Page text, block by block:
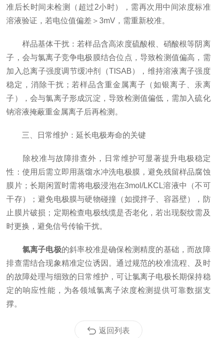
准后长时间未检测（超过2小时），需再次用中间浓度标准
溶液验证，若电位值偏差＞3mV，需重新校准。
样品基体干扰：若样品含高浓度硫酸根、硝酸根等阴离
子，会与氯离子竞争电极膜结合位点，导致检测值偏高，需
加入总离子强度调节缓冲剂（TISAB），维持溶液离子强度
稳定，消除干扰；若样品含重金属离子（如银离子、汞离
子），会与氯离子形成沉淀，导致检测值偏低，需加入硫化
钠溶液掩蔽重金属离子后再检测。
三、日常维护：延长电极寿命的关键
除校准与故障排查外，日常维护可显著提升电极稳定
性：使用后需立即用蒸馏水冲洗电极膜，避免残留样品腐蚀
膜片；长期闲置时需将电极浸泡在3mol/LKCL溶液中（不可
干存）；避免电极膜与硬物碰撞（如搅拌子、容器壁），防
止膜片破损；定期检查电极线缆是否老化，若出现裂纹需及
时更换，避免信号传输干扰。
氯离子电极的斜率校准是确保检测精度的基础，而故障
排查需结合现象精准定位诱因。通过规范的校准流程、及时
的故障处理与细致的日常维护，可让氯离子电极长期保持稳
定的响应性能，为各领域氯离子浓度检测提供可靠数据支
撑。
返回列表